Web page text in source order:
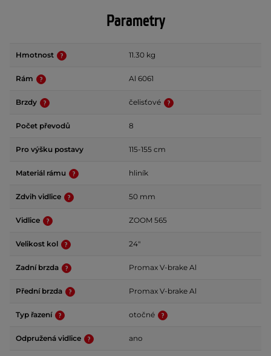
Parametry
Hmotnost 11.30 kg
Rám Al 6061
Brzdy čelisťové
Počet převodů 8
Pro výšku postavy 115-155 cm
Materiál rámu hliník
Zdvih vidlice 50 mm
Vidlice ZOOM 565
Velikost kol 24"
Zadní brzda Promax V-brake Al
Přední brzda Promax V-brake Al
Typ řazení otočné
Odpružená vidlice ano